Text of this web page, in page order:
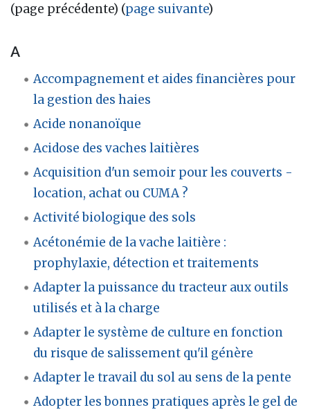
(page précédente) (page suivante)
A
Accompagnement et aides financières pour
la gestion des haies
Acide nonanoïque
Acidose des vaches laitières
Acquisition d'un semoir pour les couverts -
location, achat ou CUMA ?
Activité biologique des sols
Acétonémie de la vache laitière :
prophylaxie, détection et traitements
Adapter la puissance du tracteur aux outils
utilisés et à la charge
Adapter le système de culture en fonction
du risque de salissement qu'il génère
Adapter le travail du sol au sens de la pente
Adopter les bonnes pratiques après le gel de